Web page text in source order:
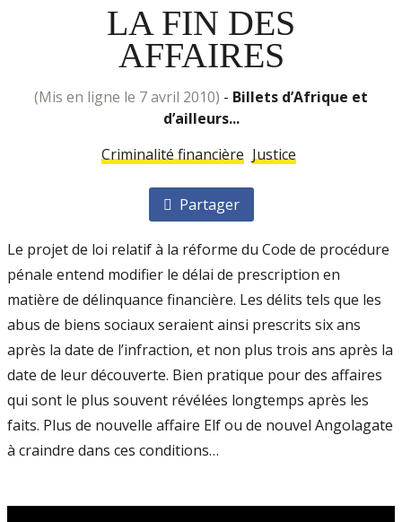
LA FIN DES
AFFAIRES
(mis en ligne le 7 avril 2010) - Billets d’Afrique et
d’ailleurs...
Criminalité financière Justice
Partager
Le projet de loi relatif à la réforme du Code de procédure
pénale entend modifier le délai de prescription en
matière de délinquance financière. Les délits tels que les
abus de biens sociaux seraient ainsi prescrits six ans
après la date de l’infraction, et non plus trois ans après la
date de leur découverte. Bien pratique pour des affaires
qui sont le plus souvent révélées longtemps après les
faits. Plus de nouvelle affaire Elf ou de nouvel Angolagate
à craindre dans ces conditions…